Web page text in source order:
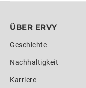
ÜBER ERVY
Geschichte
Nachhaltigkeit
Karriere